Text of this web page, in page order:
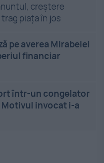
creștere
piața în jos
pe averea Mirabelei
financiar
într-un congelator
Motivul invocat i-a